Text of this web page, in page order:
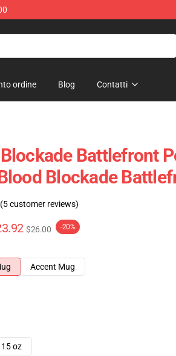
ordine Blog Contatti
Battlefront
Blockade
(5 customer reviews)
$26.00 -20%
Accent Mug
15 oz